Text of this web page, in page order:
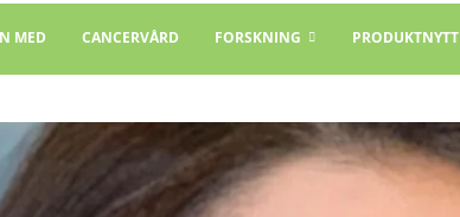
MED CANCERVÅRD FORSKNING PRODUKTNYTT